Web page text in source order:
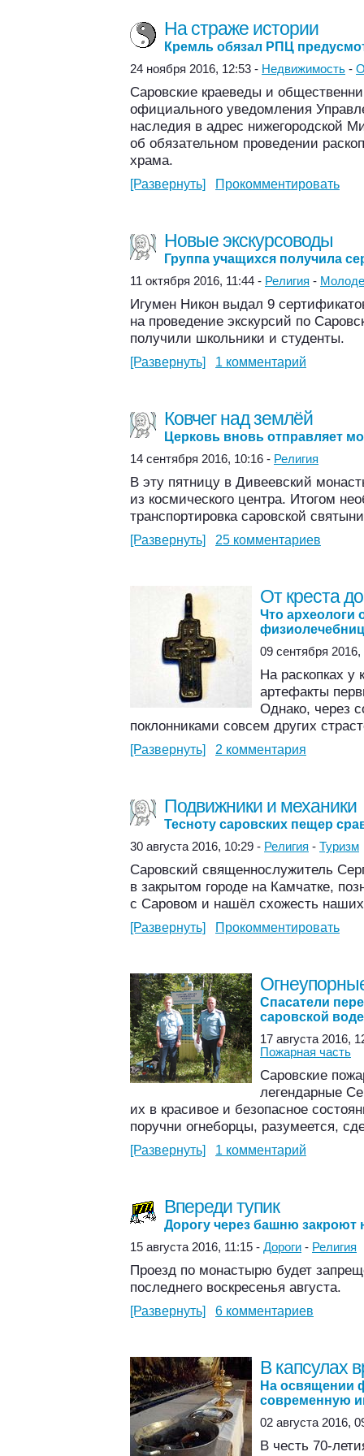
На страже истории
Кремль обязал РПЦ
24 ноября 2016, 12:53 - Недвижимость -
Саровские краеведы и
официального уведомления
наследия в адрес нижегородской
об обязательном проведении
храма.
[Развернуть] Прокомментировать
Новые экскурсоводы
Группа учащихся получила
11 октября 2016, 11:44 - Религия -
Игумен Никон выдал 9
на проведение экскурсий по
получили школьники и студенты.
[Развернуть] 1 комментарий
Ковчег над землёй
Церковь вновь отправляет
14 сентября 2016, 10:16 - Религия
В эту пятницу в Дивеевский
из космического центра. Итогом
транспортировка саровской
[Развернуть] 25 комментариев
От креста
Что археологи
09 сентября
На раскопках у
артефакты
Однако, через
поклонниками совсем других
[Развернуть] 2 комментария
Подвижники и механики
Тесноту саровских пещер
30 августа 2016, 10:29 - Религия - Туризм
Саровский священнослужитель
в закрытом городе на Камчатке,
с Саровом и нашёл схожесть
[Развернуть] Прокомментировать
Спасатели
саровской воде
17 августа 2016,
Пожарная часть
Саровские
легендарные
их в красивое и безопасное
поручни огнеборцы, разумеется,
[Развернуть] 1 комментарий
Впереди тупик
Дорогу через башню закроют
15 августа 2016, 11:15 - Дороги - Религия
Проезд по монастырю будет
последнего воскресенья августа.
[Развернуть] 6 комментариев
В капсулах
На освящении
современную
02 августа 2016,
В честь 70-